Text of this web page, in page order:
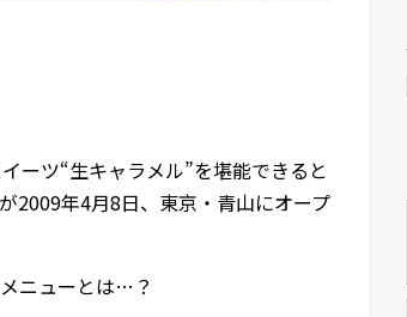
ーツ“生キャラメル”を堪能できると
2009年4月8日、東京・青山にオープ
ニューとは…？